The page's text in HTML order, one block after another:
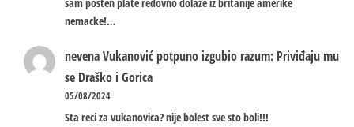
nemacke!…
nevenaVukanović potpuno izgubio razum: Priviđaju mu
se Draško i Gorica
05/08/2024
Sta reci za vukanovica? nije bolest sve sto boli!!!